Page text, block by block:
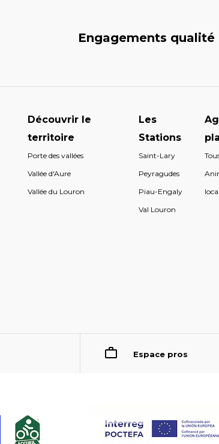
Engagements qualité
Découvrir le
territoire
Porte des vallées
Vallée d'Aure
Vallée du Louron
Les
Stations
Saint-Lary
Peyragudes
Piau-Engaly
Val Louron
Espace pros